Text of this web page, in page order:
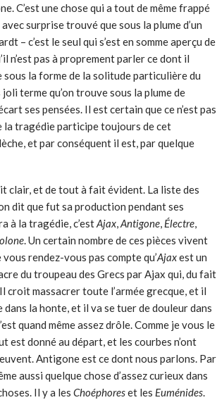
C’est une chose qui a tout de même frappé
surprise trouvé que sous la plume d’un
– c’est le seul qui s’est en somme aperçu de
n’est pas à proprement parler ce dont il
sous la forme de la solitude particulière du
terme qu’on trouve sous la plume de
ses pensées. Il est certain que ce n’est pas
la tragédie participe toujours de cet
et par conséquent il est, par quelque
clair, et de tout à fait évident. La liste des
dit que fut sa production pendant ses
à la tragédie, c’estAjax,Antigone, Électre,
. Un certain nombre de ces pièces vivent
rendez-vous pas compte qu’Ajaxest un
du troupeau des Grecs par Ajax qui, du fait
croit massacrer toute l’armée grecque, et il
la honte, et il va se tuer de douleur dans
quand même assez drôle. Comme je vous le
est donné au départ, et les courbes n’ont
Antigone est ce dont nous parlons. Par
aussi quelque chose d’assez curieux dans
Il y a les Choéphoreset les Euménides.